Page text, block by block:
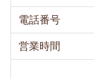
電話番号
営業時間